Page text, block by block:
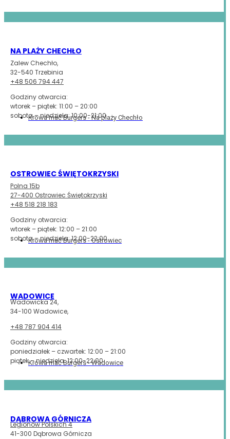
NA PLAŻY CHECHŁO
Zalew Chechło,
32-540 Trzebinia
+48 506 794 447
Godziny otwarcia:
wtorek – piątek: 11:00 – 20:00
sobota – niedziela: 10:00-21:00
Krowa mać Burgers - Na plaży Chechło
online kaszinó játékosai itt egyedi dekorációt láthatnak. Hiszen ez a
https://playsafehu.com/játszani. Ezenkívül az online kaszinó
játékosai saját tehénlétesítményt nyithatnak, ha egyszerűen
kapcsolatba lépnek velünk.
OSTROWIEC ŚWIĘTOKRZYSKI
Polna 15b
27-400 Ostrowiec Świętokrzyski
+48 518 218 183
Godziny otwarcia:
wtorek – piątek: 12:00 – 21:00
sobota – niedziela: 12:00-22:00
Krowa mać Burgers - Ostrowiec
WADOWICE
Wadowicka 24,
34-100 Wadowice,
+48 787 904 414
Godziny otwarcia:
poniedziałek – czwartek: 12:00 – 21:00
piątek – niedziela: 12:00-22:00
Krowa mać Burgers - Wadowice
DĄBROWA GÓRNICZA
Legionów Polskich 4
41-300 Dąbrowa Górnicza